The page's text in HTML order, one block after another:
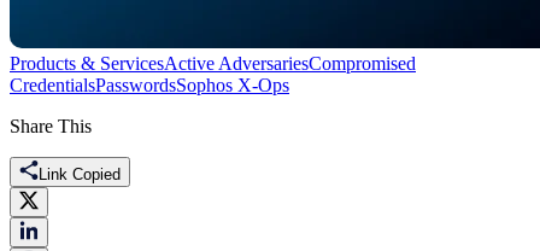
Products & ServicesActive AdversariesCompromised
CredentialsPasswordsSophos X-Ops
Share This
Link Copied